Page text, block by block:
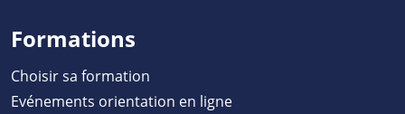
Formations
Choisir sa formation
Evénements orientation en ligne